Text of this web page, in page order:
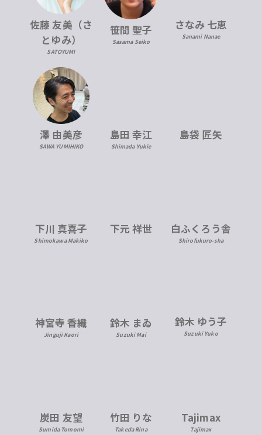
佐藤 友美（さ
とゆみ）
SATOYUMI
笹間 聖子
Sasama Seiko
さなみ 七恵
Sanami Nanae
澤 由美彦
SAWA YUMIHIKO
島田 幸江
Shimada Yukie
島袋 匠矢
下川 真喜子
Shimokawa Makiko
下元 祥世 白ふくろう舎
Shirofukuro-sha
神宮寺 香織
Jinguji Kaori
鈴木 まゐ
Suzuki Mai
鈴木 ゆう子
Suzuki Yuko
炭田 友望
Sumida Tomomi
竹田 りな
Takeda Rina
Tajimax
Tajimax